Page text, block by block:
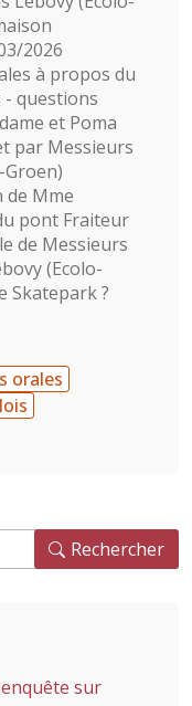
2026
à propos du
- questions
et Poma
par Messieurs
Groen)
Mme
pont Fraiteur
de Messieurs
(Ecolo-
Skatepark ?
orales
Rechercher
sur